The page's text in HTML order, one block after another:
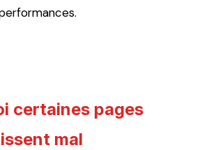
certaines pages
mal